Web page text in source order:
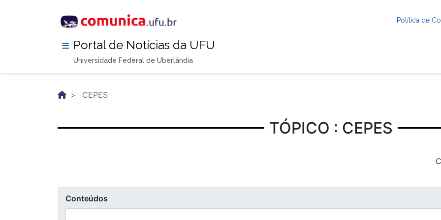
Política de
Portal de Notícias da UFU
Universidade Federal de Uberlândia
CEPES
TÓPICO : CEPES
Conteúdos